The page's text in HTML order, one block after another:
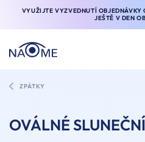
VYUŽIJTE VYZVEDNUTÍ OBJEDNÁVKY
JEŠTĚ V DEN
ZPÁTKY
OVÁLNÉ